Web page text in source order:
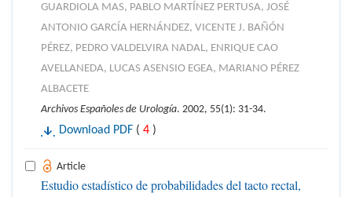
GUARDIOLA MAS, PABLO MARTÍNEZ PERTUSA, JOSÉ
ANTONIO GARCÍA HERNÁNDEZ, VICENTE J. BAÑÓN
PÉREZ, PEDRO VALDELVIRA NADAL, ENRIQUE CAO
AVELLANEDA, LUCAS ASENSIO EGEA, MARIANO PÉREZ
ALBACETE
Archivos Españoles de Urología. 2002, 55(1): 31-34.
Download PDF ( 4 )
Article
Estudio estadístico de probabilidades del tacto rectal,